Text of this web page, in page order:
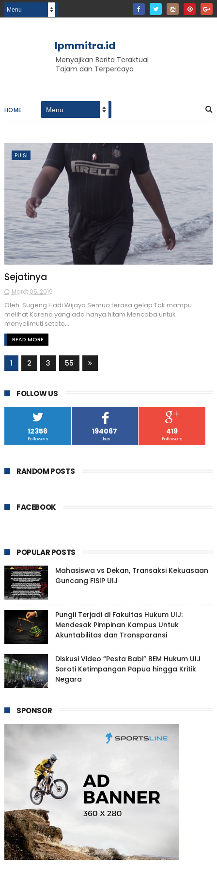
lpmmitra.id
Menyajikan Berita Teraktual
Tajam dan Terpercaya
HOME
PUISI
Sejatinya
Maret 05, 2019
Oleh: Sugeng Hadi Wijaya Semua terasa gelap Tak mampu
melihat Karena yang ada hanya hitam Mencoba untuk
menyelimuti setete...
READ MORE
1 2 3 55
FOLLOW US
12356
Followers
194067
Likes
419
Followers
RANDOM POSTS
FACEBOOK
POPULAR POSTS
Mahasiswa vs Dekan, Transaksi Kekuasaan
Guncang FISIP UIJ
Pungli Terjadi di Fakultas Hukum UIJ:
Mendesak Pimpinan Kampus Untuk
Akuntabilitas dan Transparansi
Diskusi Video “Pesta Babi” BEM Hukum UIJ
Soroti Ketimpangan Papua hingga Kritik
Negara
SPONSOR